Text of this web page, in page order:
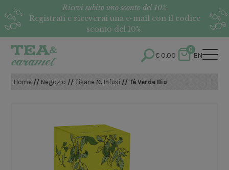
Ricevi subito uno sconto del 10%
Registrati e riceverai una e-mail con il codice
sconto del 10%.
€0.00
0
EN
Home // Negozio //Tisane & Infusi // Tè Verde Bio